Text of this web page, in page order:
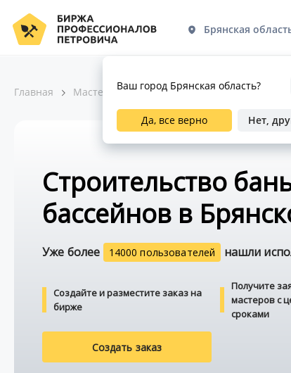
Брянская
Главная Мастера по ремонту Строительство
Строительство
бассейнов в
Уже более 14000 пользователей нашли
Создайте и разместите заказ на
бирже
Получите
мастеров с
сроками
Создать заказ
Ваш город Брянская область?
Да, все верно Нет,